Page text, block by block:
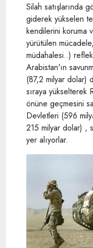
Silah satışlarında
giderek yükselen
kendilerini koruma
yürütülen
müdahalesi..)
Arabistan'ın
(87,2 milyar dolar)
sıraya yükselterek
önüne geçmesini
Devletleri (596
215 milyar dolar) ,
yer alıyorlar.